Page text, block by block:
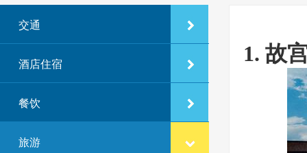
交通
酒店住宿
餐饮
旅游
1. 故